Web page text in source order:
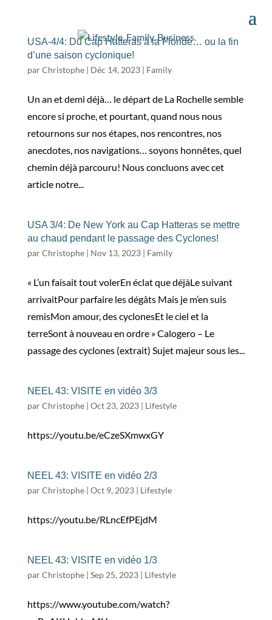
USA-4/4: Du Cap Hatteras à la Floride… ou la fin
d’une saison cyclonique!
parChristophe| Déc 14, 2023| Family
Un an et demi déjà… le départ de La Rochelle semble
encore si proche, et pourtant, quand nous nous
retournons sur nos étapes, nos rencontres, nos
anecdotes, nos navigations… soyons honnêtes, quel
chemin déjà parcouru! Nous concluons avec cet
article notre...
USA 3/4: De New York au Cap Hatteras se mettre
au chaud pendant le passage des Cyclones!
parChristophe| Nov 13, 2023| Family
« L’un faisait tout volerEn éclat que déjàLe suivant
arrivaitPour parfaire les dégâts Mais je m’en suis
remisMon amour, des cyclonesEt le ciel et la
terreSont à nouveau en ordre » Calogero – Le
passage des cyclones (extrait) Sujet majeur sous les...
NEEL 43: VISITE en vidéo 3/3
parChristophe| Oct 23, 2023| Lifestyle
https://youtu.be/eCzeSXmwxGY
NEEL 43: VISITE en vidéo 2/3
parChristophe| Oct 9, 2023| Lifestyle
https://youtu.be/RLncEfPEjdM
NEEL 43: VISITE en vidéo 1/3
parChristophe| Sep 25, 2023| Lifestyle
https://www.youtube.com/watch?